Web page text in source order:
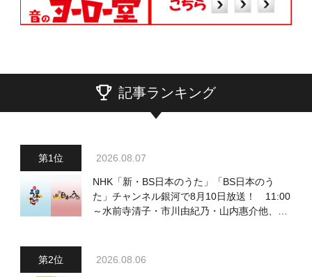
記事ランキング
2026.08.07
NHK「新・BS日本のうた」「BS日本のう
た」チャンネル銀河で8月10日放送！ 11:00
～水前寺清子・市川由紀乃・山内惠介他、
2026.08.06